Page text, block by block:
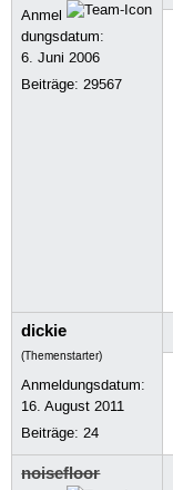
Anmel
dungsdatum:
6. Juni 2006
Beiträge:29567
dickie
(Themenstarter)
Anmeldungsdatum:
16. August 2011
Beiträge:24
noisefloor